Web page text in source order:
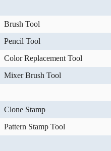
Brush Tool
Pencil Tool
Color Replacement Tool
Mixer Brush Tool
Clone Stamp
Pattern Stamp Tool